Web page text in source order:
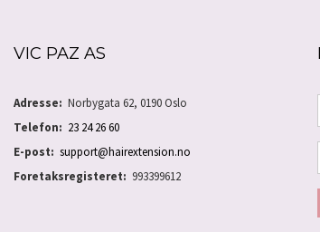
VIC PAZ AS
Adresse: Norbygata 62, 0190 Oslo
Telefon: 23 24 26 60
E-post: support@hairextension.no
Foretaksregisteret: 993399612